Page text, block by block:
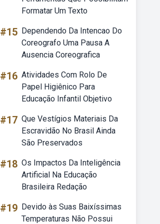
Formatar Um Texto
#15 Dependendo Da Intencao Do
Coreografo Uma Pausa A
Ausencia Coreografica
#16 Atividades Com Rolo De
Papel Higiênico Para
Educação Infantil Objetivo
#17 Que Vestígios Materiais Da
Escravidão No Brasil Ainda
São Preservados
#18 Os Impactos Da Inteligência
Artificial Na Educação
Brasileira Redação
#19 Devido às Suas Baixíssimas
Temperaturas Não Possui